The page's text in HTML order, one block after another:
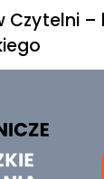
Czytelni –